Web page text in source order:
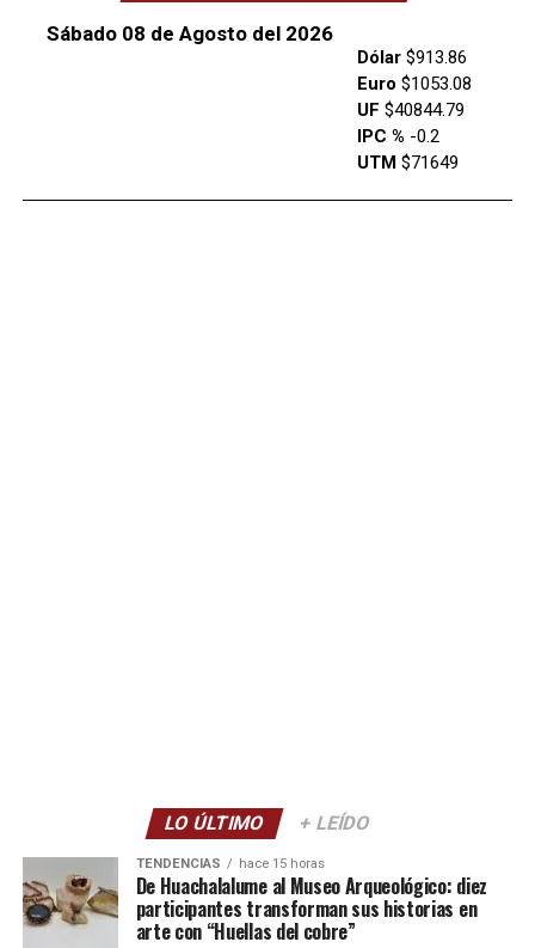
Sábado 08 de Agosto del 2026
Dólar$913.86
Euro $1053.08
UF $40844.79
IPC % -0.2
UTM $71649
LO ÚLTIMO + LEÍDO
TENDENCIAS hace 15 horas
De Huachalalume al Museo Arqueológico: diez
participantes transforman sus historias en
arte con “Huellas del cobre”